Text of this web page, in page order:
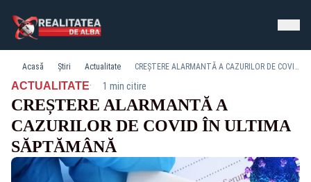
Acasă Știri Actualitate CREȘTERE ALARMANTĂ A CAZURILOR DE COVID ÎN ULTIMA SĂPTĂMÂNĂ
ACTUALITATE· 1 min citire
CREȘTERE ALARMANTĂ A
CAZURILOR DE COVID ÎN ULTIMA
SĂPTĂMÂNĂ